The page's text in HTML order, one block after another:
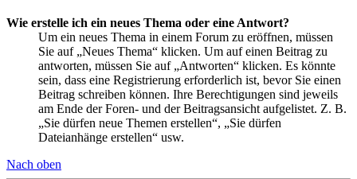
Wie erstelle ich ein neues Thema oder eine Antwort?
Um ein neues Thema in einem Forum zu eröffnen, müssen
Sie auf „Neues Thema“ klicken. Um auf einen Beitrag zu
antworten, müssen Sie auf „Antworten“ klicken. Es könnte
sein, dass eine Registrierung erforderlich ist, bevor Sie einen
Beitrag schreiben können. Ihre Berechtigungen sind jeweils
am Ende der Foren- und der Beitragsansicht aufgelistet. Z. B.
„Sie dürfen neue Themen erstellen“, „Sie dürfen
Dateianhänge erstellen“ usw.
Nach oben